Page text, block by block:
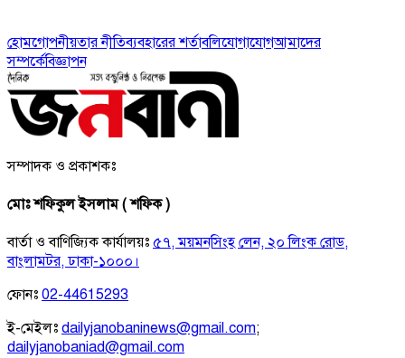
হোমগোপনীয়তার নীতিব্যবহারের শর্তাবলিযোগাযোগআমাদের
সম্পর্কেবিজ্ঞাপন
সম্পাদক ও প্রকাশকঃ
মোঃ শফিকুল ইসলাম ( শফিক )
বার্তা ও বাণিজ্যিক কার্যালয়ঃ ৫৭, ময়মনসিংহ লেন, ২০ লিংক রোড,
বাংলামটর, ঢাকা-১০০০।
ফোনঃ 02-44615293
ই-মেইলঃ dailyjanobaninews@gmail.com;
dailyjanobaniad@gmail.com